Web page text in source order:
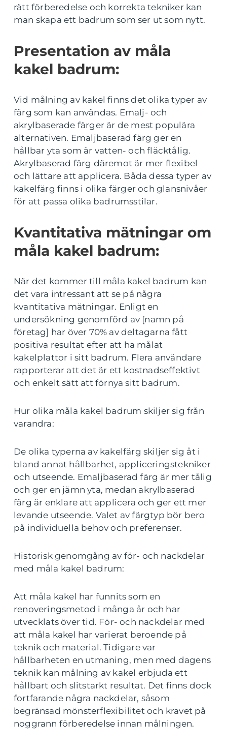
rätt förberedelse och korrekta tekniker kan
man skapa ett badrum som ser ut som nytt.
Presentation av måla
kakel badrum:
Vid målning av kakel finns det olika typer av
färg som kan användas. Emalj- och
akrylbaserade färger är de mest populära
alternativen. Emaljbaserad färg ger en
hållbar yta som är vatten- och fläcktålig.
Akrylbaserad färg däremot är mer flexibel
och lättare att applicera. Båda dessa typer av
kakelfärg finns i olika färger och glansnivåer
för att passa olika badrumsstilar.
Kvantitativa mätningar om
måla kakel badrum:
När det kommer till måla kakel badrum kan
det vara intressant att se på några
kvantitativa mätningar. Enligt en
undersökning genomförd av [namn på
företag] har över 70% av deltagarna fått
positiva resultat efter att ha målat
kakelplattor i sitt badrum. Flera användare
rapporterar att det är ett kostnadseffektivt
och enkelt sätt att förnya sitt badrum.
Hur olika måla kakel badrum skiljer sig från
varandra:
De olika typerna av kakelfärg skiljer sig åt i
bland annat hållbarhet, appliceringstekniker
och utseende. Emaljbaserad färg är mer tålig
och ger en jämn yta, medan akrylbaserad
färg är enklare att applicera och ger ett mer
levande utseende. Valet av färgtyp bör bero
på individuella behov och preferenser.
Historisk genomgång av för- och nackdelar
med måla kakel badrum:
Att måla kakel har funnits som en
renoveringsmetod i många år och har
utvecklats över tid. För- och nackdelar med
att måla kakel har varierat beroende på
teknik och material. Tidigare var
hållbarheten en utmaning, men med dagens
teknik kan målning av kakel erbjuda ett
hållbart och slitstarkt resultat. Det finns dock
fortfarande några nackdelar, såsom
begränsad mönsterflexibilitet och kravet på
noggrann förberedelse innan målningen.